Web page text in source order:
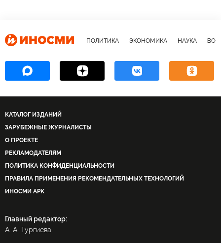
ПОЛИТИКА ЭКОНОМИКА НАУКА
КАТАЛОГ ИЗДАНИЙ
ЗАРУБЕЖНЫЕ ЖУРНАЛИСТЫ
О ПРОЕКТЕ
РЕКЛАМОДАТЕЛЯМ
ПОЛИТИКА КОНФИДЕНЦИАЛЬНОСТИ
ПРАВИЛА ПРИМЕНЕНИЯ РЕКОМЕНДАТЕЛЬНЫХ ТЕХНОЛОГИЙ
ИНОСМИ APK
Главный редактор:
А. А. Тургиева